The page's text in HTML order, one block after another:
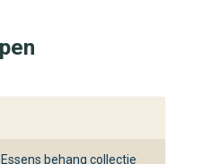
om zijn tijdloze
Elk stuk uit deze
is zorgvuldig
behang collectie